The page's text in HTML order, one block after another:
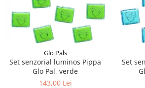
Glo Pals
Set senzorial luminos Pippa
Glo Pal, verde
143,00 Lei
Set